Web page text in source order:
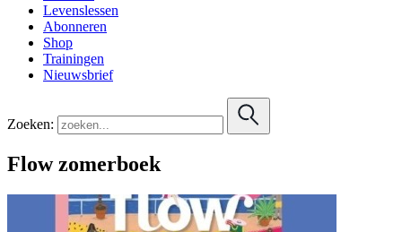
Levenslessen
Abonneren
Shop
Trainingen
Nieuwsbrief
Zoeken:
Flow zomerboek